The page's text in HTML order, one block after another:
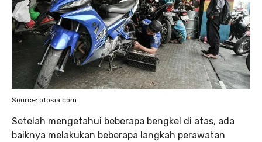
Source: otosia.com
Setelah mengetahui beberapa bengkel di atas, ada
baiknya melakukan beberapa langkah perawatan